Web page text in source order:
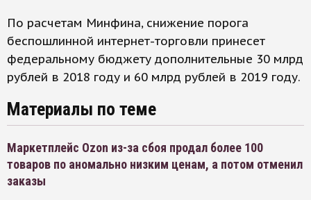
По расчетам Минфина, снижение порога
беспошлинной интернет-торговли принесет
федеральному бюджету дополнительные 30 млрд
рублей в 2018 году и 60 млрд рублей в 2019 году.
Материалы по теме
Маркетплейс Ozon из-за сбоя продал более 100
товаров по аномально низким ценам, а потом отменил
заказы